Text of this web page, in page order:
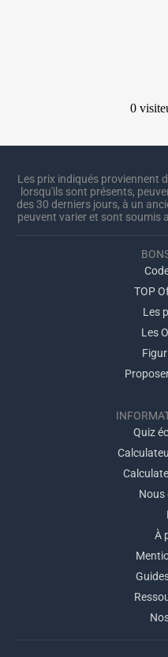
Les prix indiqués proviennent
lorsqu'ils sont présents,
des 30 derniers jours, à un
peuvent varier et sont soumis
TOP
Les
Les
Quiz
Nous
À